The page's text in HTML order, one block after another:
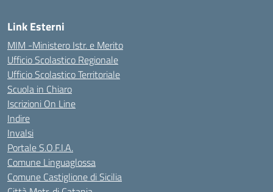
Link Esterni
MIM -Ministero Istr. e Merito
Ufficio Scolastico Regionale
Ufficio Scolastico Territoriale
Scuola in Chiaro
Iscrizioni On Line
Indire
Invalsi
Portale S.O.F.I.A.
Comune Linguaglossa
Comune Castiglione di Sicilia